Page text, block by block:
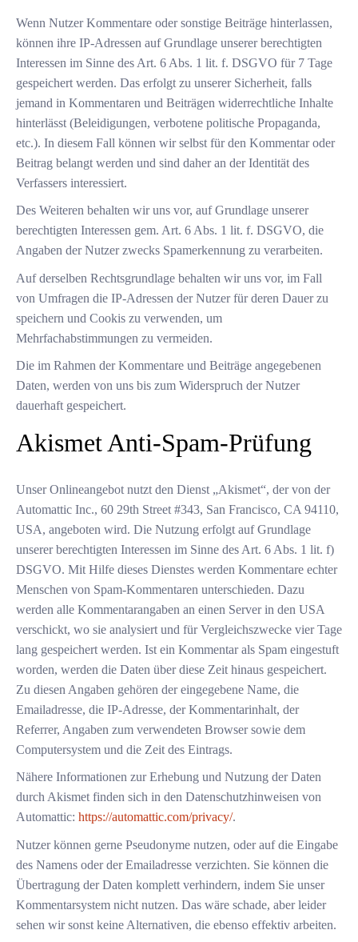
Wenn Nutzer Kommentare oder sonstige Beiträge hinterlassen,
können ihre IP-Adressen auf Grundlage unserer berechtigten
Interessen im Sinne des Art. 6 Abs. 1 lit. f. DSGVO für 7 Tage
gespeichert werden. Das erfolgt zu unserer Sicherheit, falls
jemand in Kommentaren und Beiträgen widerrechtliche Inhalte
hinterlässt (Beleidigungen, verbotene politische Propaganda,
etc.). In diesem Fall können wir selbst für den Kommentar oder
Beitrag belangt werden und sind daher an der Identität des
Verfassers interessiert.
Des Weiteren behalten wir uns vor, auf Grundlage unserer
berechtigten Interessen gem. Art. 6 Abs. 1 lit. f. DSGVO, die
Angaben der Nutzer zwecks Spamerkennung zu verarbeiten.
Auf derselben Rechtsgrundlage behalten wir uns vor, im Fall
von Umfragen die IP-Adressen der Nutzer für deren Dauer zu
speichern und Cookis zu verwenden, um
Mehrfachabstimmungen zu vermeiden.
Die im Rahmen der Kommentare und Beiträge angegebenen
Daten, werden von uns bis zum Widerspruch der Nutzer
dauerhaft gespeichert.
Akismet Anti-Spam-Prüfung
Unser Onlineangebot nutzt den Dienst „Akismet“, der von der
Automattic Inc., 60 29th Street #343, San Francisco, CA 94110,
USA, angeboten wird. Die Nutzung erfolgt auf Grundlage
unserer berechtigten Interessen im Sinne des Art. 6 Abs. 1 lit. f)
DSGVO. Mit Hilfe dieses Dienstes werden Kommentare echter
Menschen von Spam-Kommentaren unterschieden. Dazu
werden alle Kommentarangaben an einen Server in den USA
verschickt, wo sie analysiert und für Vergleichszwecke vier Tage
lang gespeichert werden. Ist ein Kommentar als Spam eingestuft
worden, werden die Daten über diese Zeit hinaus gespeichert.
Zu diesen Angaben gehören der eingegebene Name, die
Emailadresse, die IP-Adresse, der Kommentarinhalt, der
Referrer, Angaben zum verwendeten Browser sowie dem
Computersystem und die Zeit des Eintrags.
Nähere Informationen zur Erhebung und Nutzung der Daten
durch Akismet finden sich in den Datenschutzhinweisen von
Automattic: https://automattic.com/privacy/.
Nutzer können gerne Pseudonyme nutzen, oder auf die Eingabe
des Namens oder der Emailadresse verzichten. Sie können die
Übertragung der Daten komplett verhindern, indem Sie unser
Kommentarsystem nicht nutzen. Das wäre schade, aber leider
sehen wir sonst keine Alternativen, die ebenso effektiv arbeiten.